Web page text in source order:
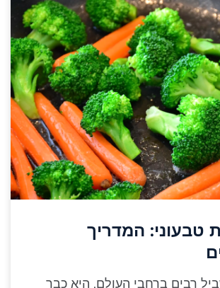
טבעוני: המדריך
רבים ברחבי העולם, היא כבר